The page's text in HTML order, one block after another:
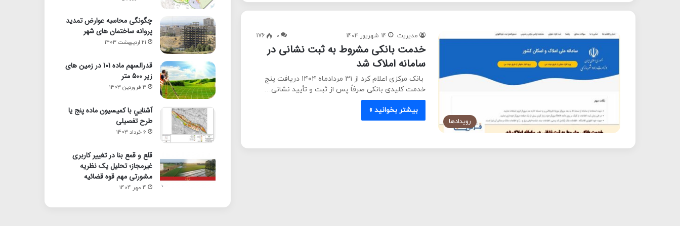
رویدادها
مدیریت 14 شهریور 1404 0
176
خدمت بانکی مشروط به ثبت نشانی در
سامانه املاک شد
بانک مرکزی اعلام کرد از ۳۱ مردادماه ۱۴۰۴ دریافت پنج
خدمت کلیدی بانکی صرفاً پس از ثبت و تأیید نشانی…
بیشتر بخوانید »
چگونگی محاسبه عوارض تمدید
پروانه ساختمان های شهر
21 اردیبهشت 1403
قدرالسهم ماده 101 در زمین های
زیر 500 متر
3 فروردین 1403
آشنايي با كميسيون ماده پنج یا
طرح تفصیلی
6 خرداد 1403
قلع و قمع بنا در تغییر کاربری
غیرمجاز؛ تحلیل یک نظریه
مشورتی مهم قوه قضائیه
4 مهر 1404